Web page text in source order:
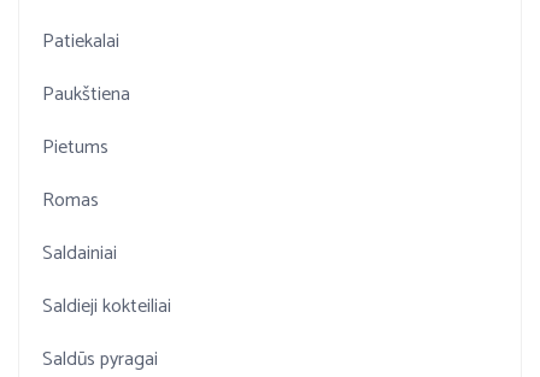
Patiekalai
Paukštiena
Pietums
Romas
Saldainiai
Saldieji kokteiliai
Saldūs pyragai